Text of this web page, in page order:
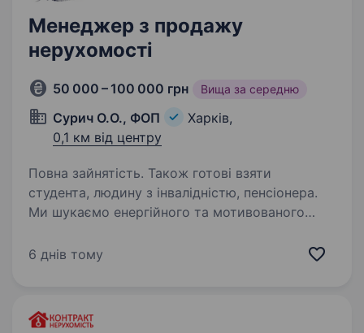
Менеджер з продажу
нерухомості
50 000 – 100 000 грн Вища за середню
Сурич О.О., ФОП
Харків,
0,1 км від центру
Повна зайнятість. Також готові взяти
студента, людину з інвалідністю, пенсіонера.
Ми шукаємо енергійного та мотивованого
компанії «APS media group, АН». Робота
об'єктів…
6 днів тому